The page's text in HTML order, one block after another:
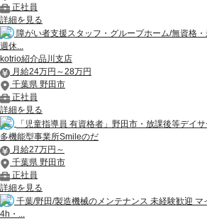
正社員
詳細を見る
障がい者支援スタッフ・グループホーム/無資格
週休...
kotrio紹介品川支店
月給24万円～28万円
千葉県 野田市
正社員
詳細を見る
「児童指導員 有資格者」野田市・放課後等デイサ
多機能型事業所Smileのだ
月給27万円～
千葉県 野田市
正社員
詳細を見る
千葉/野田/製造機械のメンテナンス 未経験歓迎 マ
4h・...